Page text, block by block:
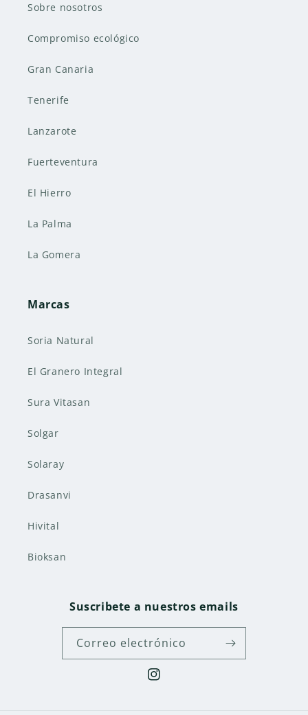
Sobre nosotros
Compromiso ecológico
Gran Canaria
Tenerife
Lanzarote
Fuerteventura
El Hierro
La Palma
La Gomera
Marcas
Soria Natural
El Granero Integral
Sura Vitasan
Solgar
Solaray
Drasanvi
Hivital
Bioksan
Suscribete a nuestros emails
Correo electrónico
Instagram